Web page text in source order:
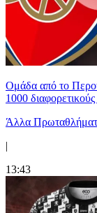
Ομάδα από το
1000
Άλλα
|
13:43